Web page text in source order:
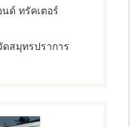
ด์ ทรัคเตอร์
ดสมุทรปราการ